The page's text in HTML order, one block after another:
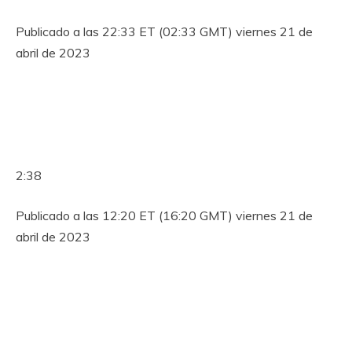
Publicado a las 22:33 ET (02:33 GMT) viernes 21 de
abril de 2023
2:38
Publicado a las 12:20 ET (16:20 GMT) viernes 21 de
abril de 2023